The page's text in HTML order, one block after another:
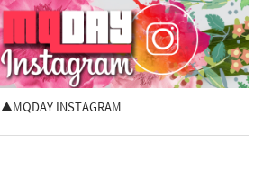
▲MQDAY INSTAGRAM